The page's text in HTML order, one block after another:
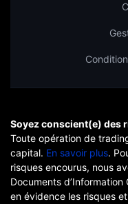
Soyez conscient(e) des
Toute opération de
capital. En savoir plus.
risques encourus, nous
Documents
en évidence les risques